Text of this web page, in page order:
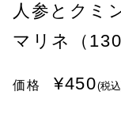
人参とクミ
マリネ（
価格 ¥450(税